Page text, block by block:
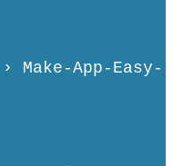
Make-App-Easy-